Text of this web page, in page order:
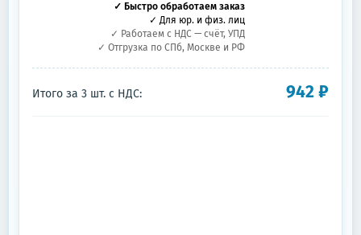
✓ Быстро обработаем заказ
✓ Для юр. и физ. лиц
✓ Работаем с НДС — счёт, УПД
✓ Отгрузка по СПб, Москве и РФ
Итого за 3 шт. с НДС: 942 ₽